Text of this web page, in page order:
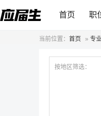
首页 职
当前位置： 首页 » 专
按地区筛选：